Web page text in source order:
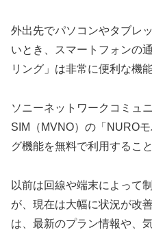
外出先でパソコンやタブレ
いとき、スマートフォンの
リング」は非常に便利な機能
ソニーネットワークコミュ
SIM（MVNO）の「NURO
グ機能を無料で利用するこ
以前は回線や端末によって
が、現在は大幅に状況が改
は、最新のプラン情報や、